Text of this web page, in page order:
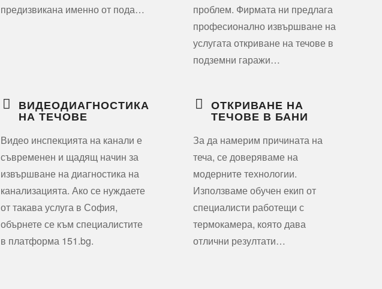
предизвикана именно от пода…
проблем. Фирмата ни предлага
професионално извършване на
услугата откриване на течове в
подземни гаражи…
ВИДЕОДИАГНОСТИКА
НА ТЕЧОВЕ
Видео инспекцията на канали е
съвременен и щадящ начин за
извършване на диагностика на
канализацията. Ако се нуждаете
от такава услуга в София,
обърнете се към специалистите
в платформа 151.bg.
ОТКРИВАНЕ НА
ТЕЧОВЕ В БАНИ
За да намерим причината на
теча, се доверяваме на
модерните технологии.
Използваме обучен екип от
специалисти работещи с
термокамера, която дава
отлични резултати…